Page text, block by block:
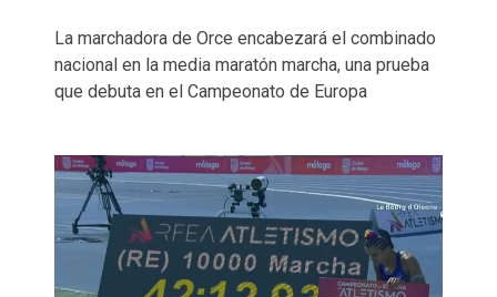
La marchadora de Orce encabezará el combinado
nacional en la media maratón marcha, una prueba
que debuta en el Campeonato de Europa